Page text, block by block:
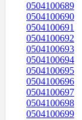
0504100689
0504100690
0504100691
0504100692
0504100693
0504100694
0504100695
0504100696
0504100697
0504100698
0504100699